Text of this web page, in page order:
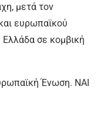
μετά τον
ευρωπαϊκού
σε κομβική
Ένωση. ΝΑΙ